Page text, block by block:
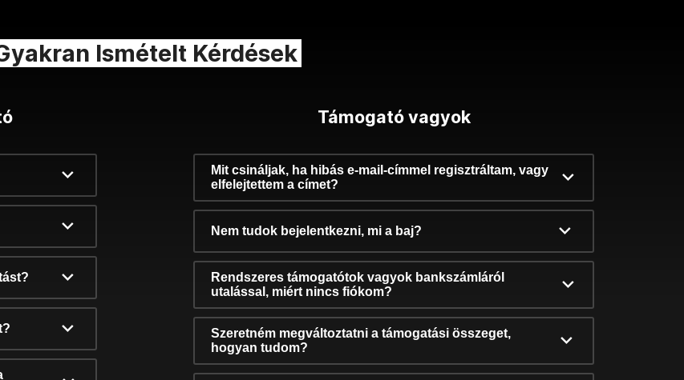
Ismételt Kérdések
Támogató vagyok
Mit csináljak, ha hibás e-mail-címmel regisztráltam, vagy
elfelejtettem a címet?
Nem tudok bejelentkezni, mi a baj?
Rendszeres támogatótok vagyok bankszámláról
utalással, miért nincs fiókom?
Szeretném megváltoztatni a támogatási összeget,
hogyan tudom?